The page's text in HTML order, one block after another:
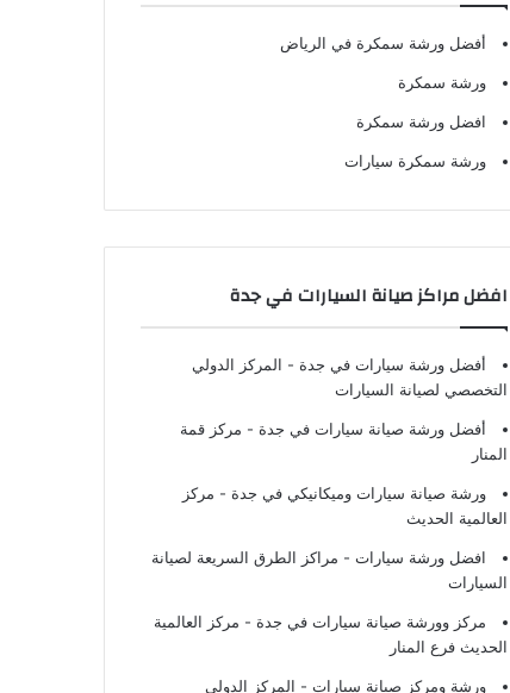
أفضل ورشة سمكرة في الرياض
ورشة سمكرة
افضل ورشة سمكرة
ورشة سمكرة سيارات
افضل مراكز صيانة السيارات في جدة
أفضل ورشة سيارات في جدة - المركز الدولي
التخصصي لصيانة السيارات
أفضل ورشة صيانة سيارات في جدة - مركز قمة
المنار
ورشة صيانة سيارات وميكانيكي في جدة - مركز
العالمية الحديث
افضل ورشة سيارات - مراكز الطرق السريعة لصيانة
السيارات
مركز وورشة صيانة سيارات في جدة - مركز العالمية
الحديث فرع المنار
ورشة ومركز صيانة سيارات - المركز الدولي